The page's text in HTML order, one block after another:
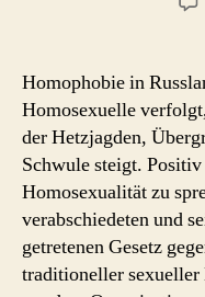
Homophobie in
Homosexuelle
der Hetzjagden,
Schwule steigt.
Homosexualität zu
verabschiedeten und
getretenen Gesetz
traditioneller sexueller